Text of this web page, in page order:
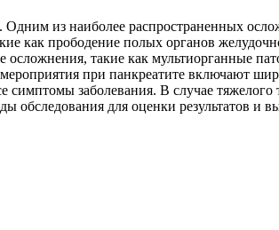
из наиболее распространенных
как прободение полых органов
такие как мультиорганные
при панкреатите включают
заболевания. В случае тяжелого
обследования для оценки результатов и